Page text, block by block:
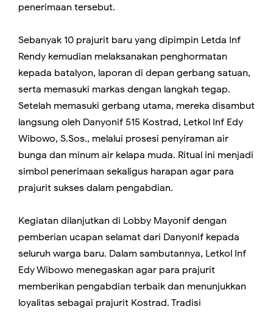
penerimaan tersebut.
Sebanyak 10 prajurit baru yang dipimpin Letda Inf
Rendy kemudian melaksanakan penghormatan
kepada batalyon, laporan di depan gerbang satuan,
serta memasuki markas dengan langkah tegap.
Setelah memasuki gerbang utama, mereka disambut
langsung oleh Danyonif 515 Kostrad, Letkol Inf Edy
Wibowo, S.Sos., melalui prosesi penyiraman air
bunga dan minum air kelapa muda. Ritual ini menjadi
simbol penerimaan sekaligus harapan agar para
prajurit sukses dalam pengabdian.
Kegiatan dilanjutkan di Lobby Mayonif dengan
pemberian ucapan selamat dari Danyonif kepada
seluruh warga baru. Dalam sambutannya, Letkol Inf
Edy Wibowo menegaskan agar para prajurit
memberikan pengabdian terbaik dan menunjukkan
loyalitas sebagai prajurit Kostrad. Tradisi